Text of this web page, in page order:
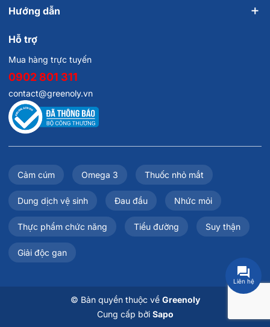
Hướng dẫn
Hỗ trợ
Mua hàng trực tuyến
0902 801 311
contact@greenoly.vn
Cảm cúm Omega 3 Thuốc nhỏ mắt
Dung dịch vệ sinh Đau đầu Nhức mỏi
Thực phẩm chức năng Tiểu đường Suy thận
Giải độc gan
© Bản quyền thuộc về Greenoly
Cung cấp bởi Sapo
Liên hệ